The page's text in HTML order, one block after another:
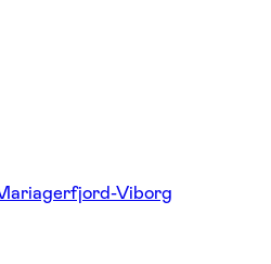
Viborg